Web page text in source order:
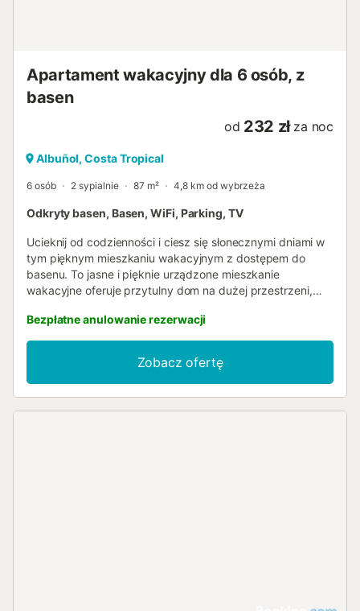
lokalne winiarnie oferują degustacje znakomitych win
regionalnych. Apartament jest łatwy dojazdem
samochode...
Apartament wakacyjny dla 6 osób, z
basen
od 232 zł za noc
Albuñol, Costa Tropical
6 osób 2 sypialnie 87 m² 4,8 km od wybrzeża
Odkryty basen, Basen, WiFi, Parking, TV
Ucieknij od codzienności i ciesz się słonecznymi dniami w
tym pięknym mieszkaniu wakacyjnym z dostępem do
basenu. To jasne i pięknie urządzone mieszkanie
wakacyjne oferuje przytulny dom na dużej przestrzeni,
w autentycznej andaluzyjskiej atmosferze. Przygotuj
pyszne tapas w kuchni na otwartym planie i pozwól
przyjemnej bryzie przepływać przez pokoje, delektując się
posiłkami przy przytulnym stole. Po długim dniu
spędzonym na słońcu można zrelaksować się na sofie i
Bezpłatne anulowanie rezerwacji
Zobacz ofertę